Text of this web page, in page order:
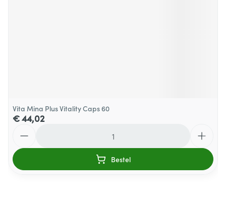
Vita Mina Plus Vitality Caps 60
€ 44,02
Bestel